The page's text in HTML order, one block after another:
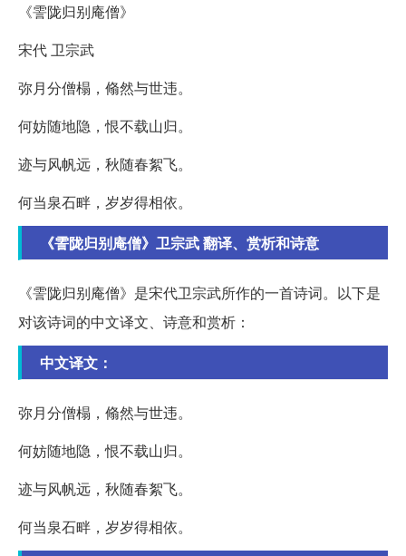
《霅陇归别庵僧》
宋代 卫宗武
弥月分僧榻，翛然与世违。
何妨随地隐，恨不载山归。
迹与风帆远，秋随春絮飞。
何当泉石畔，岁岁得相依。
《霅陇归别庵僧》卫宗武 翻译、赏析和诗意
《霅陇归别庵僧》是宋代卫宗武所作的一首诗词。以下是
对该诗词的中文译文、诗意和赏析：
中文译文：
弥月分僧榻，翛然与世违。
何妨随地隐，恨不载山归。
迹与风帆远，秋随春絮飞。
何当泉石畔，岁岁得相依。